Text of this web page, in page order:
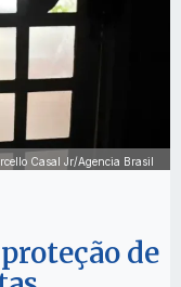
Casal Jr/Agencia Brasil
de